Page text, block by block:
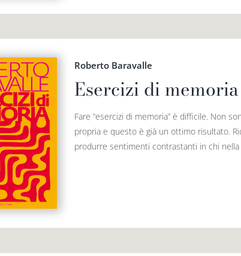
Roberto Baravalle
Esercizi di memoria
Fare “esercizi di memoria” è difficile. Non
propria e questo è già un ottimo risultato.
produrre sentimenti contrastanti in chi nella